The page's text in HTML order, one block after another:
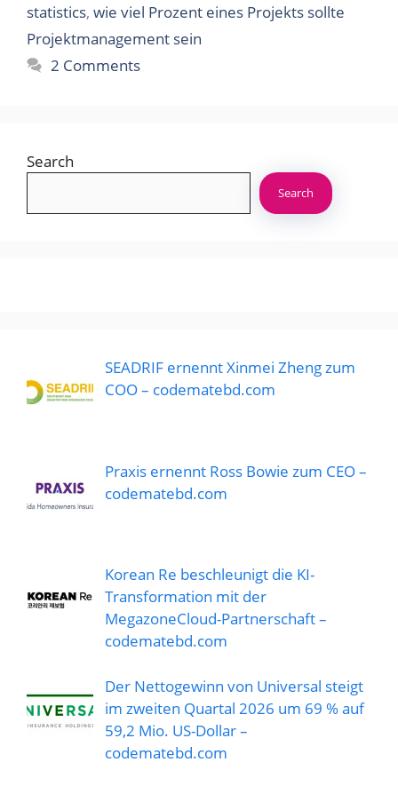
statistics, wie viel Prozent eines Projekts sollte
Projektmanagement sein
2 Comments
Search
Search
SEADRIF ernennt Xinmei Zheng zum
COO – codematebd.com
Praxis ernennt Ross Bowie zum CEO –
codematebd.com
Korean Re beschleunigt die KI-
Transformation mit der
MegazoneCloud-Partnerschaft –
codematebd.com
Der Nettogewinn von Universal steigt
im zweiten Quartal 2026 um 69 % auf
59,2 Mio. US-Dollar –
codematebd.com